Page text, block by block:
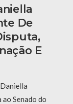
De
E
Senado do